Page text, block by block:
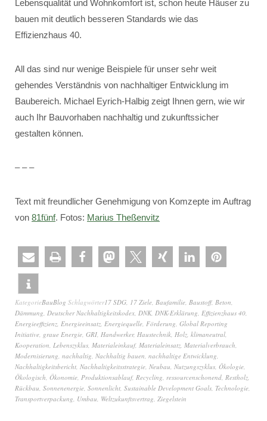
Lebensqualität und Wohnkomfort ist, schon heute Häuser zu
bauen mit deutlich besseren Standards wie das
Effizienzhaus 40.
All das sind nur wenige Beispiele für unser sehr weit
gehendes Verständnis von nachhaltiger Entwicklung im
Baubereich. Michael Eyrich-Halbig zeigt Ihnen gern, wie wir
auch Ihr Bauvorhaben nachhaltig und zukunftssicher
gestalten können.
– – –
Text mit freundlicher Genehmigung von Komzepte im Auftrag
von 81fünf. Fotos: Marius Theßenvitz
KategorieBauBlog Schlagwörter17 SDG, 17 Ziele, Baufamilie, Baustoff, Beton,
Dämmung, Deutscher Nachhaltigkeitskodex, DNK, DNK-Erklärung, Effizienzhaus 40,
Energieeffizienz, Energieeinsatz, Energiequelle, Förderung, Global Reporting
Initiative, graue Energie, GRI, Handwerker, Haustechnik, Holz, klimaneutral,
Kooperation, Lebenszyklus, Materialeinkauf, Materialeinsatz, Materialverbrauch,
Modernisierung, nachhaltig, Nachhaltig bauen, nachhaltige Entwicklung,
Nachhaltigkeitsbericht, Nachhaltigkeitsstrategie, Neubau, Nutzungszyklus, Ökologie,
Ökologisch, Ökonomie, Produktionsablauf, Recycling, ressourcenschonend, Restholz,
Rückbau, Sonnenenergie, Sonnenlicht, Sustainable Development Goals, Technologie,
Transportverpackung, Umbau, Weltzukunftsvertrag, Ziegelstein